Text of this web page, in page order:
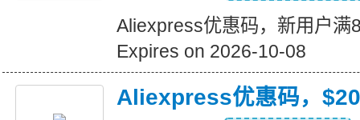
Aliexpress优惠码，新用户满
Expires on 2026-10-08
Aliexpress优惠码，